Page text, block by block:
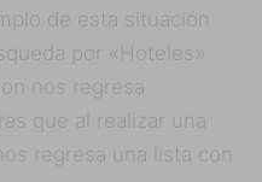
de esta situación
por «Hoteles»
nos regresa
que al realizar una
regresa una lista con